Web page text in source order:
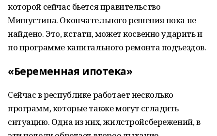
которой сейчас бьется правительство
Мишустина. Окончательного решения пока не
найдено. Это, кстати, может косвенно ударить и
по программе капитального ремонта подъездов.
«Беременная ипотека»
Сейчас в республике работает несколько
программ, которые также могут сгладить
ситуацию. Одна из них, жилстройсбережений, в